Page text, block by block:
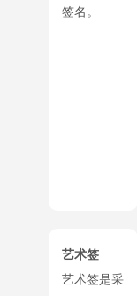
签名。
艺术签
艺术签是采